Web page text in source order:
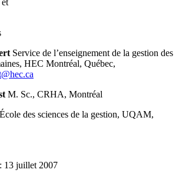
Service de l’enseignement de la gestion des
HEC Montréal, Québec,
M. Sc., CRHA, Montréal
École des sciences de la gestion, UQAM,
13 juillet 2007